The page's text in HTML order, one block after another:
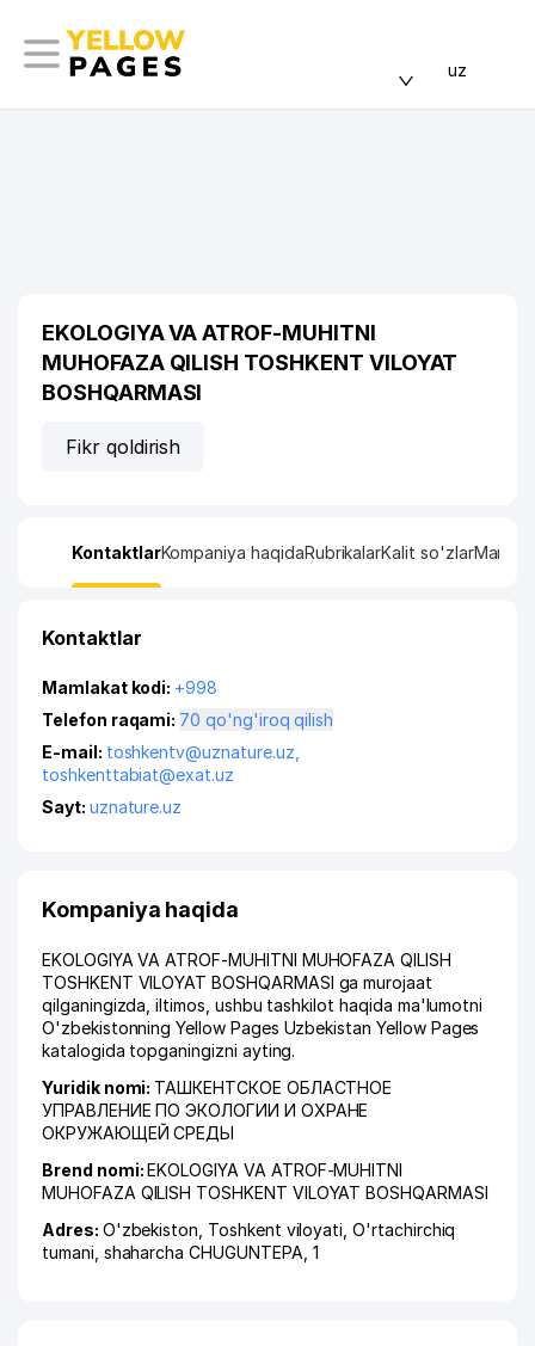
uz
EKOLOGIYA VA ATROF-MUHITNI
MUHOFAZA QILISH TOSHKENT VILOYAT
BOSHQARMASI
Fikr qoldirish
KontaktlarKompaniya haqidaRubrikalarKalit so'zlarManzil
Kontaktlar
Mamlakat kodi: +998
Telefon raqami:
70 qo'ng'iroq qilish
E-mail: toshkentv@uznature.uz
toshkenttabiat@exat.uz
Sayt: uznature.uz
Kompaniya haqida
EKOLOGIYA VA ATROF-MUHITNI MUHOFAZA QILISH
TOSHKENT VILOYAT BOSHQARMASI ga murojaat
qilganingizda, iltimos, ushbu tashkilot haqida ma'lumotni
O'zbekistonning Yellow Pages Uzbekistan Yellow Pages
katalogida topganingizni ayting.
Yuridik nomi: ТАШКЕНТСКОЕ ОБЛАСТНОЕ
УПРАВЛЕНИЕ ПО ЭКОЛОГИИ И ОХРАНЕ
ОКРУЖАЮЩЕЙ СРЕДЫ
Brend nomi:EKOLOGIYA VA ATROF-MUHITNI
MUHOFAZA QILISH TOSHKENT VILOYAT BOSHQARMASI
Adres: O'zbekiston, Toshkent viloyati ,O'rtachirchiq
tumani shaharcha CHUGUNTEPA , 1